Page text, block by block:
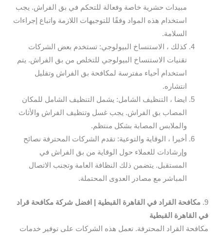
مبيدات حشرية خاصة وفعالة للتحكم في بق الفراش. يجب
استخدام هذه المواد وفقًا للتوجيهات اللازمة واتباع إجراءات
السلامة.
كذلك ، الاستنساخ البيولوجي: تستخدم بعض الشركات
تقنيات الاستنساخ البيولوجي للتخلص من بق الفراش. يتم
استخدام أحياء مفترسة لمكافحة بق الفراش وتقليل
انتشاره.
ايضا ، التنظيف الشامل: يشمل التنظيف الشامل للمكان
المصاب بق الفراش. يجب غسل وتنظيف الفراش والأثاث
والملابس المصابة بشكل منتظم.
أخيرا ، الوقاية والتوعية: تقدم الشركات المحترفة نصائح
وإرشادات للعملاء حول الوقاية من بق الفراش في
المستقبل. يتضمن ذلك النظافة العامة وتجنب الاتصال
المباشر مع مصادر العدوى المحتملة.
9. مكافحة القراد في القاهرة القبطية | افضل شركة مكافحة قراد
في القاهرة القبطية
مكافحة القراد المحترفة. تعمل هذه الشركات على توفير خدمات